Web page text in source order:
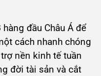
đầu Châu Á để
cách nhanh chóng
nền kinh tế tuần
đời tài sản và cắt